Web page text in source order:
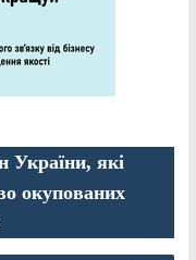
України, які
окупованих